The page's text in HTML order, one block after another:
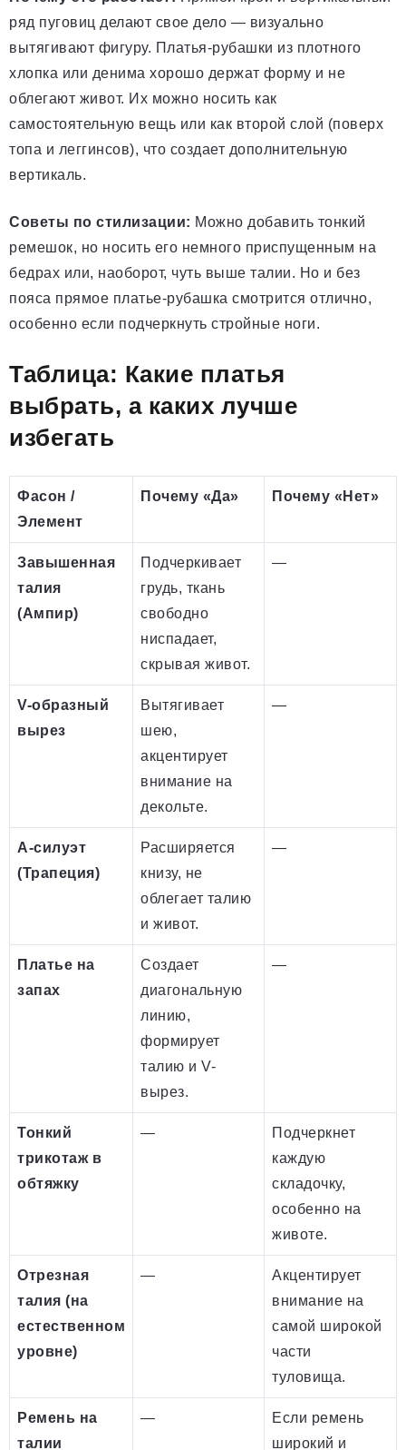
ряд пуговиц делают свое дело — визуально
вытягивают фигуру. Платья-рубашки из плотного
хлопка или денима хорошо держат форму и не
облегают живот. Их можно носить как
самостоятельную вещь или как второй слой (поверх
топа и леггинсов), что создает дополнительную
вертикаль.
Советы по стилизации: Можно добавить тонкий
ремешок, но носить его немного приспущенным на
бедрах или, наоборот, чуть выше талии. Но и без
пояса прямое платье-рубашка смотрится отлично,
особенно если подчеркнуть стройные ноги.
Таблица: Какие платья
выбрать, а каких лучше
избегать
Фасон /
Элемент
Почему «Да» Почему «Нет»
Завышенная
талия
(Ампир)
Подчеркивает
грудь, ткань
свободно
ниспадает,
скрывая живот.
—
V-образный
вырез
Вытягивает
шею,
акцентирует
внимание на
декольте.
—
А-силуэт
(Трапеция)
Расширяется
книзу, не
облегает талию
и живот.
—
Платье на
запах
Создает
диагональную
линию,
формирует
талию и V-
вырез.
—
Тонкий
трикотаж в
обтяжку
—
Подчеркнет
каждую
складочку,
особенно на
животе.
Отрезная
талия (на
естественном
уровне)
—
Акцентирует
внимание на
самой широкой
части
туловища.
Ремень на
талии
—
Если ремень
широкий и